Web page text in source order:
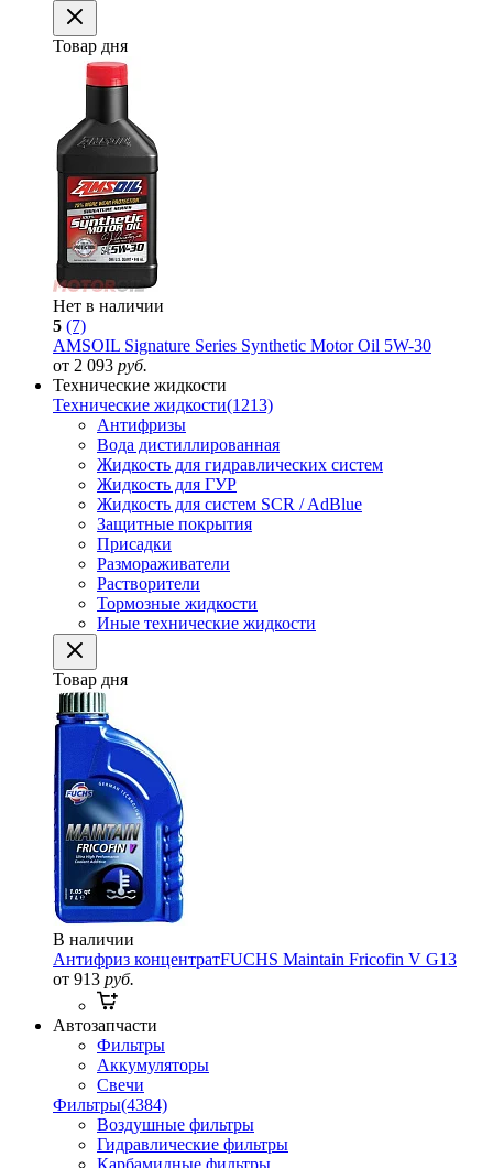
Товар дня
Нет в наличии
5 (7)
AMSOIL Signature Series Synthetic Motor Oil 5W-30
от 2 093 руб.
Технические жидкости
Технические жидкости(1213)
Антифризы
Вода дистиллированная
Жидкость для гидравлических систем
Жидкость для ГУР
Жидкость для систем SCR / AdBlue
Защитные покрытия
Присадки
Размораживатели
Растворители
Тормозные жидкости
Иные технические жидкости
Товар дня
В наличии
Антифриз концентратFUCHS Maintain Fricofin V G13
от 913 руб.
Автозапчасти
Фильтры
Аккумуляторы
Свечи
Фильтры(4384)
Воздушные фильтры
Гидравлические фильтры
Карбамидные фильтры